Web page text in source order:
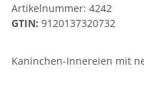
Artikelnummer: 4242
GTIN: 9120137320732
Kaninchen-Innereien mit